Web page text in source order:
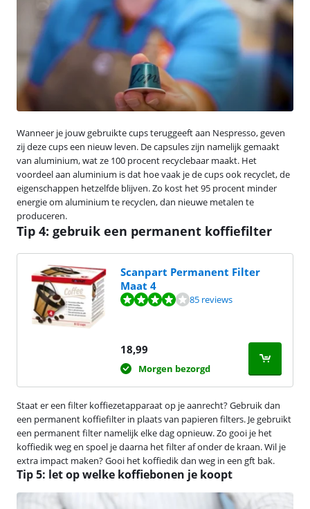
Wanneer je jouw gebruikte cups teruggeeft aan Nespresso, geven
zij deze cups een nieuw leven. De capsules zijn namelijk gemaakt
van aluminium, wat ze 100 procent recyclebaar maakt. Het
voordeel aan aluminium is dat hoe vaak je de cups ook recyclet, de
eigenschappen hetzelfde blijven. Zo kost het 95 procent minder
energie om aluminium te recyclen, dan nieuwe metalen te
produceren.
Tip 4: gebruik een permanent koffiefilter
Staat er een filter koffiezetapparaat op je aanrecht? Gebruik dan
een permanent koffiefilter in plaats van papieren filters. Je gebruikt
een permanent filter namelijk elke dag opnieuw. Zo gooi je het
koffiedik weg en spoel je daarna het filter af onder de kraan. Wil je
extra impact maken? Gooi het koffiedik dan weg in een gft bak.
Scanpart Permanent Filter
Maat 4
Beoordeling is 8,4 van de 10, gebaseerd op 85 reviews.
85 reviews
18,99
Morgen bezorgd
Tip 5: let op welke koffiebonen je koopt